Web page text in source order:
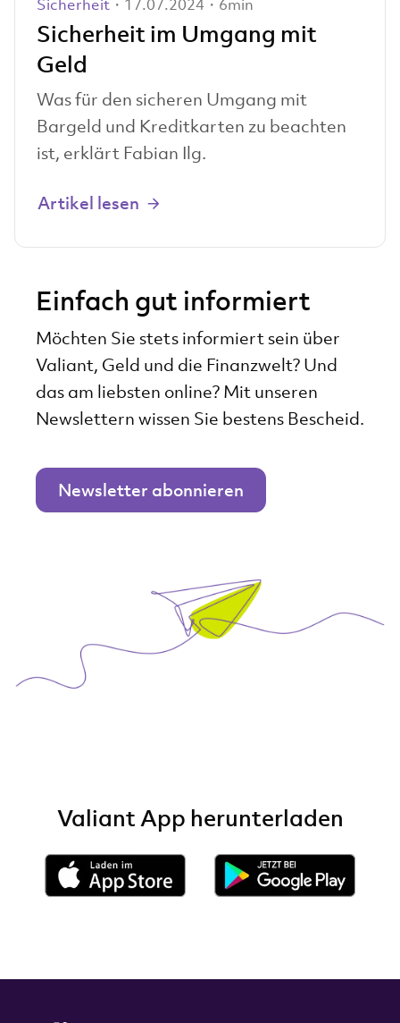
Sicherheit im Umgang mit
Geld
Was für den sicheren Umgang mit
Bargeld und Kreditkarten zu beachten
ist, erklärt Fabian Ilg.
Artikel lesen
Einfach gut informiert
Möchten Sie stets informiert sein über
Valiant, Geld und die Finanzwelt? Und
das am liebsten online? Mit unseren
Newslettern wissen Sie bestens Bescheid.
Newsletter abonnieren
Valiant App herunterladen